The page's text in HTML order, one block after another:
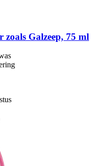
Galzeep, 75 ml